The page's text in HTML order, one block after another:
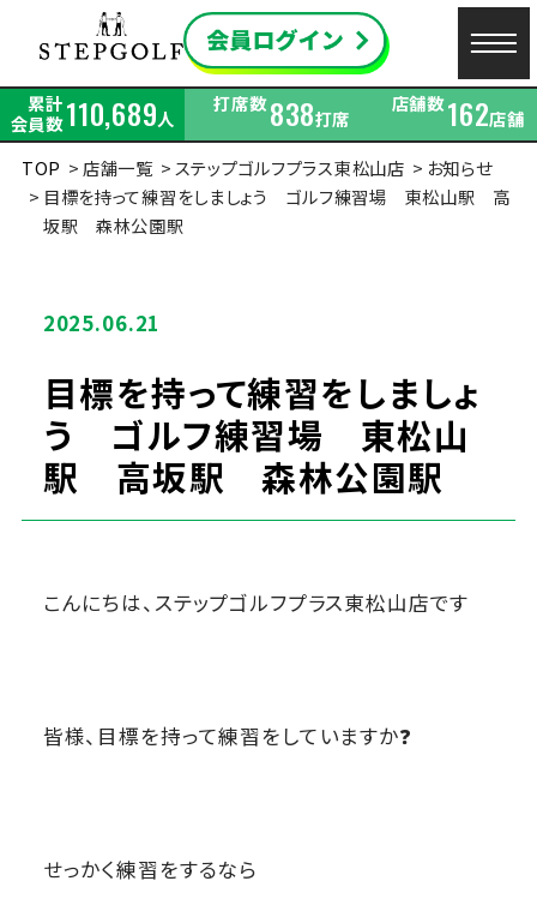
累計
会員数110,689人
打席数838打席
店舗数162店舗
TOP
店舗一覧 ステップゴルフプラス東松山店
お知らせ
目標を持って練習をしましょう ゴルフ練習場 東松山駅 高
坂駅 森林公園駅
2025.06.21
目標を持って練習をしましょ
う ゴルフ練習場 東松山
駅 高坂駅 森林公園駅
こんにちは、ステップゴルフプラス東松山店です
皆様、目標を持って練習をしていますか❓
せっかく練習をするなら